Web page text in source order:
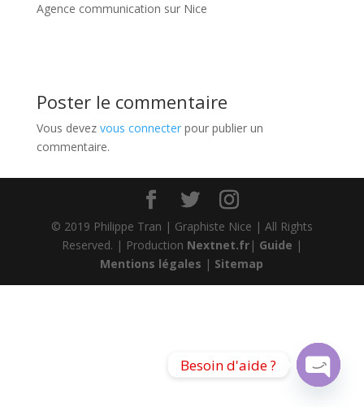
Agence communication sur Nice
Poster le commentaire
Vous devez vous connecterpour publier un
commentaire.
© 2019 Philippe Tran | Graphiste Nice | All Rights
Reserved. | Production Nextnet.fr| Guide |
Mentions légales | Sitemap
Besoin d'aide ?